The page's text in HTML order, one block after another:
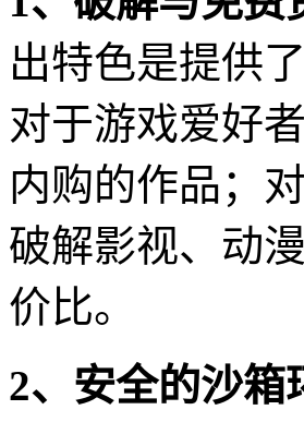
出特色是提供
对于游戏爱好
内购的作品；
破解影视、动
价比。
2、安全的沙箱